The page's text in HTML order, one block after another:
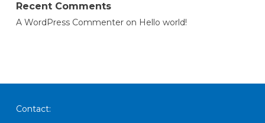
Recent Comments
A WordPress Commenteron Hello world!
Contact: